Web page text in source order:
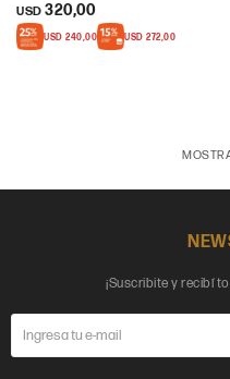
USD 320,00
USD 240,00 USD 272,00
¡Suscribite y recibí